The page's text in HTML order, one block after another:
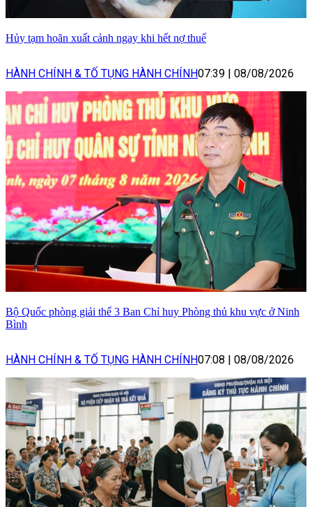
Hủy tạm hoãn xuất cảnh ngay khi hết nợ thuế
HÀNH CHÍNH & TỐ TỤNG HÀNH CHÍNH07:39 08/08/2026
Bộ Quốc phòng giải thể 3 Ban Chỉ huy Phòng thủ khu vực ở Ninh
Bình
HÀNH CHÍNH & TỐ TỤNG HÀNH CHÍNH07:08 08/08/2026